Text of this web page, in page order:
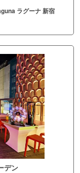
ラグーナ 新宿
デン